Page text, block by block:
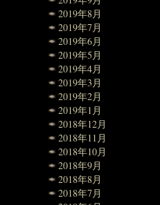
2019年8月
2019年7月
2019年6月
2019年5月
2019年4月
2019年3月
2019年2月
2019年1月
2018年12月
2018年11月
2018年10月
2018年9月
2018年8月
2018年7月